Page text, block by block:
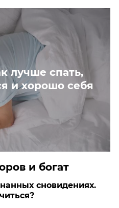
лучше спать,
и хорошо себя
и богат
сновидениях.